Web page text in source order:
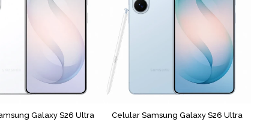
Galaxy S26 Ultra
COMPARAR
Celular Samsung Galaxy S26 Ultra
COMPARAR